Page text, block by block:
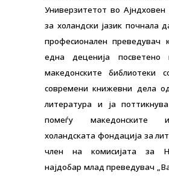
Универзитетот во
за холандски јазик почнала
професионален преведувач
една деценија посветено
македонските библиотеки
современи книжевни дела
литература и ја
помеѓу македонските
холандската фондација за
член на комисијата за
најдобар млад преведувач